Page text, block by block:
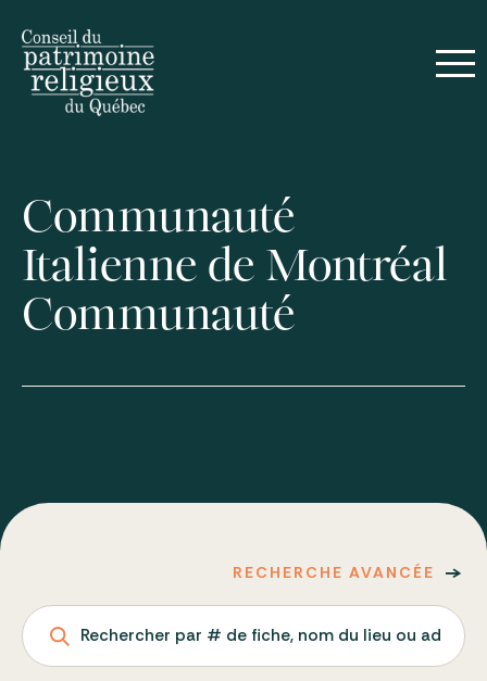
Communauté
Italienne de Montréal
Communauté
RECHERCHE AVANCÉE
Rechercher par # de fiche, nom du lieu ou adresse